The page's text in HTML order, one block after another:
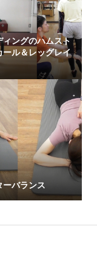
ィングのハムスト
ール＆レッグレイ
ーバランス